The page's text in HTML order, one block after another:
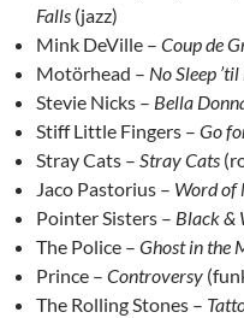
Falls (jazz)
Mink DeVille – Coup de
Motörhead – No Sleep
Stevie Nicks – Bella
Stiff Little Fingers – Go
Stray Cats – Stray Cats
Jaco Pastorius – Word of
Pointer Sisters – Black &
The Police – Ghost in the
Prince – Controversy
The Rolling Stones –